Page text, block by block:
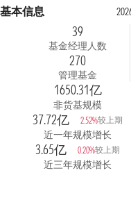
基本信息
39
基金经理人数
270
管理基金
1650.31亿
非货基规模
37.72亿 2.52%较上期
近一年规模增长
3.65亿 0.20%较上期
近三年规模增长